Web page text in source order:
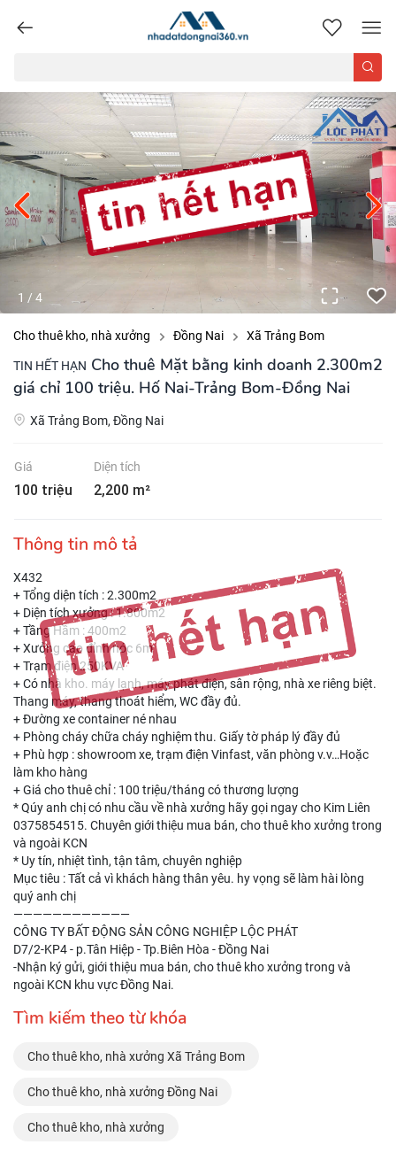
nhadatdongnai360.vn
1 / 4
Cho thuê kho, nhà xưởng Đồng Nai Xã Trảng Bom
TIN HẾT HẠN Cho thuê Mặt bằng kinh doanh 2.300m2
giá chỉ 100 triệu. Hố Nai-Trảng Bom-Đồng Nai
Xã Trảng Bom, Đồng Nai
Giá
100 triệu
Diện tích
2,200 m²
Thông tin mô tả
X432
+ Tổng diện tích : 2.300m2
+ Diện tích xưởng : 1.800m2
+ Tầng Hầm : 400m2
+ Xưởng cao đỉnh nóc 6m
+ Trạm điện 250KVA
+ Có nhà kho. máy lạnh, máy phát điện, sân rộng, nhà xe riêng biệt.
Thang máy, thang thoát hiểm, WC đầy đủ.
+ Đường xe container né nhau
+ Phòng cháy chữa cháy nghiệm thu. Giấy tờ pháp lý đầy đủ
+ Phù hợp : showroom xe, trạm điện Vinfast, văn phòng v.v…Hoặc
làm kho hàng
+ Giá cho thuê chỉ : 100 triệu/tháng có thương lượng
* Qúy anh chị có nhu cầu về nhà xưởng hãy gọi ngay cho Kim Liên
0375854515. Chuyên giới thiệu mua bán, cho thuê kho xưởng trong
và ngoài KCN
* Uy tín, nhiệt tình, tận tâm, chuyên nghiệp
Mục tiêu : Tất cả vì khách hàng thân yêu. hy vọng sẽ làm hài lòng
quý anh chị
————————————
CÔNG TY BẤT ĐỘNG SẢN CÔNG NGHIỆP LỘC PHÁT
D7/2-KP4 - p.Tân Hiệp - Tp.Biên Hòa - Đồng Nai
-Nhận ký gửi, giới thiệu mua bán, cho thuê kho xưởng trong và
ngoài KCN khu vực Đồng Nai.
Tìm kiếm theo từ khóa
Cho thuê kho, nhà xưởng Xã Trảng Bom
Cho thuê kho, nhà xưởng Đồng Nai
Cho thuê kho, nhà xưởng